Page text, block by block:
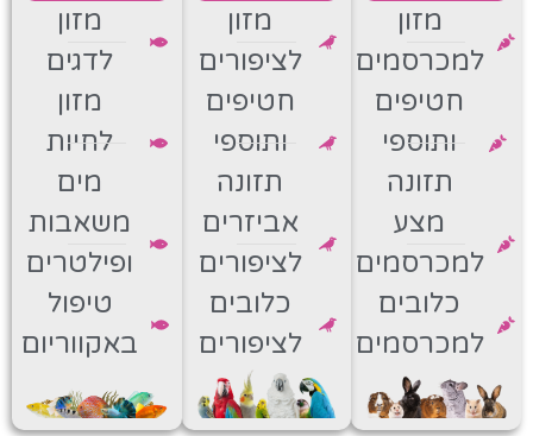
מזון
למכרסמים
חטיפים
ותוספי
תזונה
מצע
למכרסמים
כלובים
למכרסמים
מזון
לציפורים
חטיפים
ותוספי
תזונה
אביזרים
לציפורים
כלובים
לציפורים
מזון
לדגים
מזון
לחיות
מים
משאבות
ופילטרים
טיפול
באקווריום